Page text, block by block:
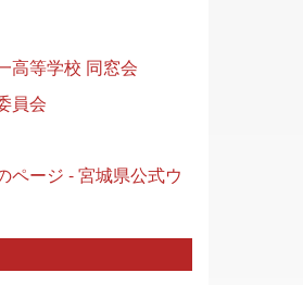
高等学校 同窓会
員会
ページ - 宮城県公式ウ